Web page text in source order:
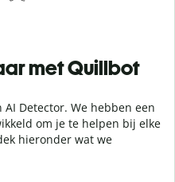
met Quillbot
Detector. We hebben een
om je te helpen bij elke
hieronder wat we